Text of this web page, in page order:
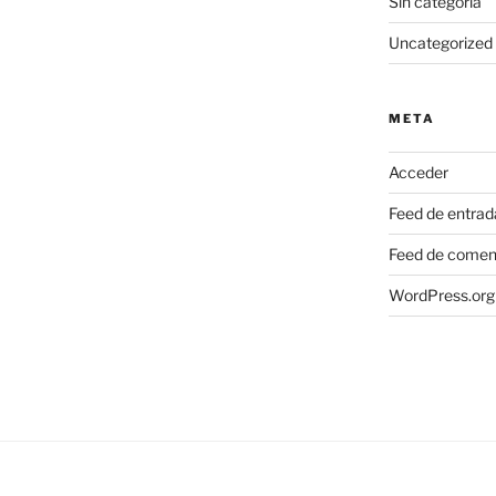
Uncategorized
META
Acceder
Feed de
Feed de
WordPress.org